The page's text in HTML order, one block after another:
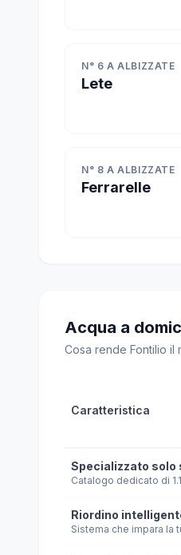
N° 6 A ALBIZZATE
Lete
N° 8 A ALBIZZATE
Ferrarelle
Acqua a
Cosa rende Fontilio il
Caratteristica
Specializzato solo
Catalogo dedicato di
Riordino
Sistema che impara la